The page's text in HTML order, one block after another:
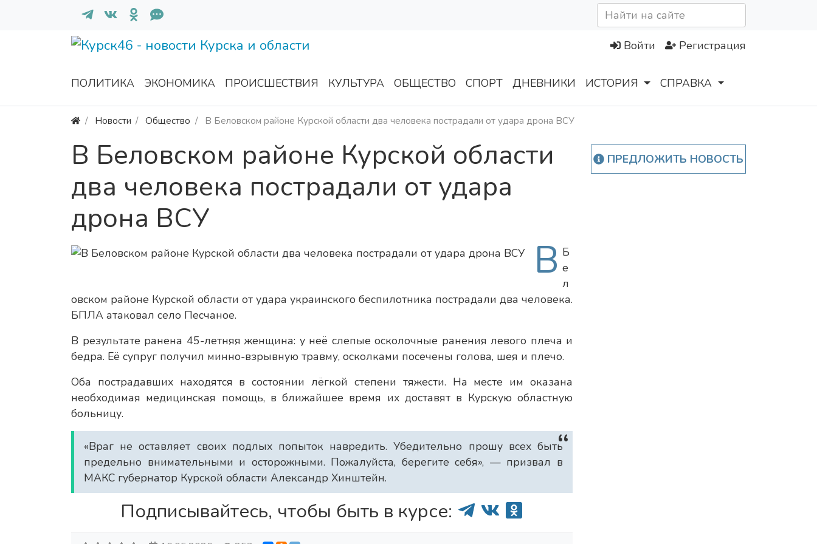
Войти Регистрация
ПОЛИТИКА ЭКОНОМИКА ПРОИСШЕСТВИЯ КУЛЬТУРА ОБЩЕСТВО СПОРТ ДНЕВНИКИ ИСТОРИЯ СПРАВКА
Новости Общество В Беловском районе Курской области два человека пострадали от удара дрона ВСУ
В Беловском районе Курской области
два человека пострадали от удара
дрона ВСУ
В Б
е
л
овском районе Курской области от удара украинского беспилотника пострадали два человека.
БПЛА атаковал село Песчаное.
В результате ранена 45-летняя женщина: у неё слепые осколочные ранения левого плеча и
бедра. Её супруг получил минно-взрывную травму, осколками посечены голова, шея и плечо.
Оба пострадавших находятся в состоянии лёгкой степени тяжести. На месте им оказана
необходимая медицинская помощь, в ближайшее время их доставят в Курскую областную
больницу.
«Враг не оставляет своих подлых попыток навредить. Убедительно прошу всех быть
предельно внимательными и осторожными. Пожалуйста, берегите себя», — призвал в
МАКС губернатор Курской области Александр Хинштейн.
Подписывайтесь, чтобы быть в курсе:
ПРЕДЛОЖИТЬ НОВОСТЬ